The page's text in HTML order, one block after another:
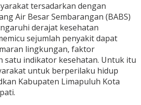
tersadarkan dengan
Air Besar Sembarangan (BABS)
derajat kesehatan
sejumlah penyakit dapat
lingkungan, faktor
satu indikator kesehatan. Untuk itu
untuk berperilaku hidup
Kabupaten Limapuluh Kota